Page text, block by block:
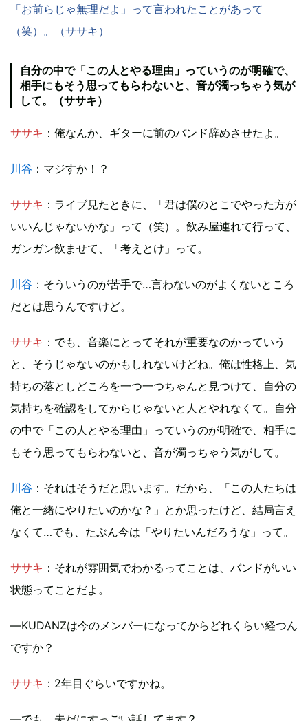
「お前らじゃ無理だよ」って言われたことがあって
（笑）。（ササキ）
自分の中で「この人とやる理由」っていうのが明確で、
相手にもそう思ってもらわないと、音が濁っちゃう気が
して。（ササキ）
ササキ ：俺なんか、ギターに前のバンド辞めさせたよ。
川谷 ：マジすか！？
ササキ ：ライブ見たときに、「君は僕のとこでやった方が
いいんじゃないかな」って（笑）。飲み屋連れて行って、
ガンガン飲ませて、「考えとけ」って。
川谷 ：そういうのが苦手で…言わないのがよくないところ
だとは思うんですけど。
ササキ ：でも、音楽にとってそれが重要なのかっていう
と、そうじゃないのかもしれないけどね。俺は性格上、気
持ちの落としどころを一つ一つちゃんと見つけて、自分の
気持ちを確認をしてからじゃないと人とやれなくて。自分
の中で「この人とやる理由」っていうのが明確で、相手に
もそう思ってもらわないと、音が濁っちゃう気がして。
川谷 ：それはそうだと思います。だから、「この人たちは
俺と一緒にやりたいのかな？」とか思ったけど、結局言え
なくて…でも、たぶん今は「やりたいんだろうな」って。
ササキ ：それが雰囲気でわかるってことは、バンドがいい
状態ってことだよ。
―KUDANZは今のメンバーになってからどれくらい経つん
ですか？
ササキ ：2年目ぐらいですかね。